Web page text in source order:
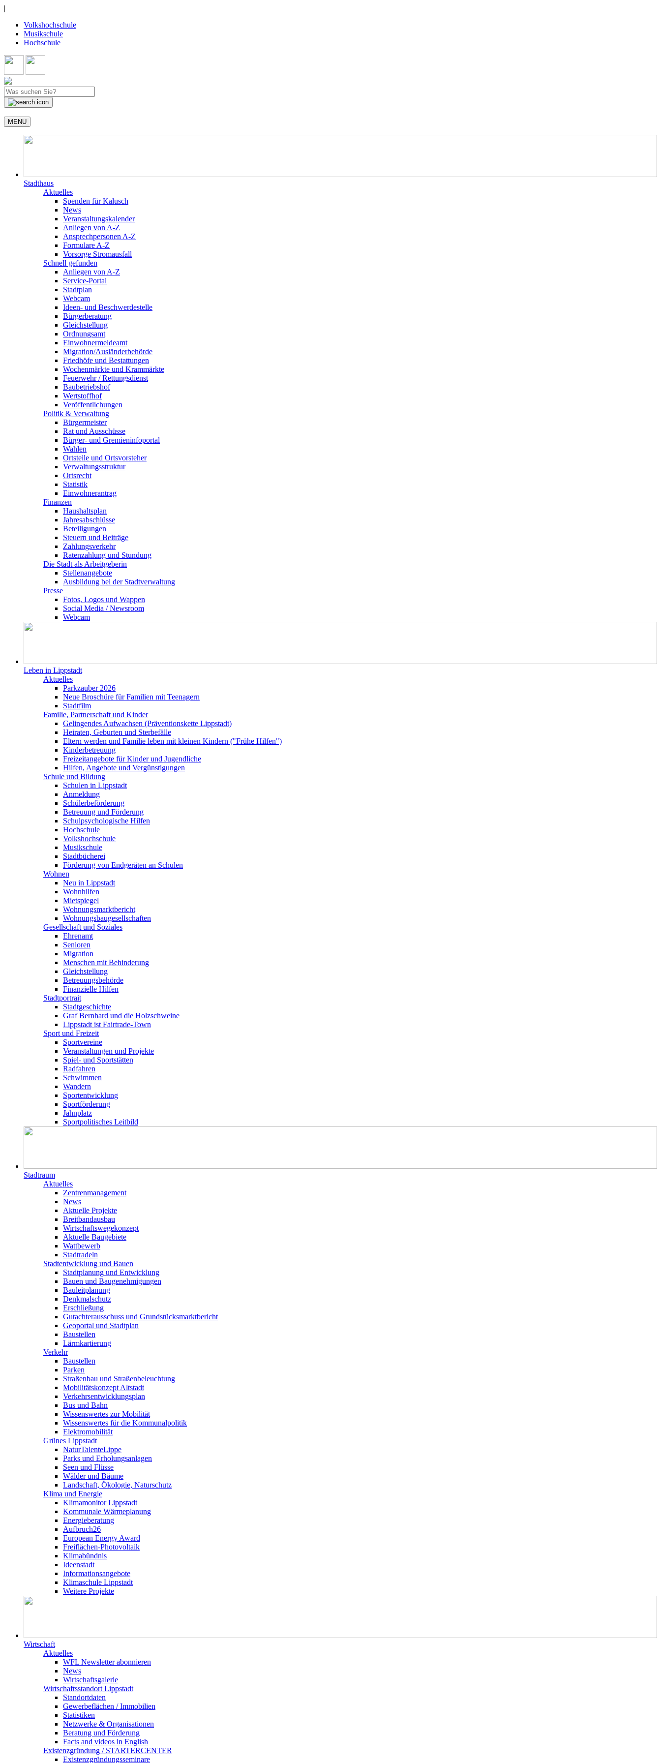
|
Volkshochschule
Musikschule
Hochschule
MENU
Stadthaus
Aktuelles
Spenden für Kalusch
News
Veranstaltungskalender
Anliegen von A-Z
Ansprechpersonen A-Z
Formulare A-Z
Vorsorge Stromausfall
Schnell gefunden
Anliegen von A-Z
Service-Portal
Stadtplan
Webcam
Ideen- und Beschwerdestelle
Bürgerberatung
Gleichstellung
Ordnungsamt
Einwohnermeldeamt
Migration/Ausländerbehörde
Friedhöfe und Bestattungen
Wochenmärkte und Krammärkte
Feuerwehr / Rettungsdienst
Baubetriebshof
Wertstoffhof
Veröffentlichungen
Politik & Verwaltung
Bürgermeister
Rat und Ausschüsse
Bürger- und Gremieninfoportal
Wahlen
Ortsteile und Ortsvorsteher
Verwaltungsstruktur
Ortsrecht
Statistik
Einwohnerantrag
Finanzen
Haushaltsplan
Jahresabschlüsse
Beteiligungen
Steuern und Beiträge
Zahlungsverkehr
Ratenzahlung und Stundung
Die Stadt als Arbeitgeberin
Stellenangebote
Ausbildung bei der Stadtverwaltung
Presse
Fotos, Logos und Wappen
Social Media / Newsroom
Webcam
Leben in Lippstadt
Aktuelles
Parkzauber 2026
Neue Broschüre für Familien mit Teenagern
Stadtfilm
Familie, Partnerschaft und Kinder
Gelingendes Aufwachsen (Präventionskette Lippstadt)
Heiraten, Geburten und Sterbefälle
Eltern werden und Familie leben mit kleinen Kindern ("Frühe Hilfen")
Kinderbetreuung
Freizeitangebote für Kinder und Jugendliche
Hilfen, Angebote und Vergünstigungen
Schule und Bildung
Schulen in Lippstadt
Anmeldung
Schülerbeförderung
Betreuung und Förderung
Schulpsychologische Hilfen
Hochschule
Volkshochschule
Musikschule
Stadtbücherei
Förderung von Endgeräten an Schulen
Wohnen
Neu in Lippstadt
Wohnhilfen
Mietspiegel
Wohnungsmarktbericht
Wohnungsbaugesellschaften
Gesellschaft und Soziales
Ehrenamt
Senioren
Migration
Menschen mit Behinderung
Gleichstellung
Betreuungsbehörde
Finanzielle Hilfen
Stadtportrait
Stadtgeschichte
Graf Bernhard und die Holzschweine
Lippstadt ist Fairtrade-Town
Sport und Freizeit
Sportvereine
Veranstaltungen und Projekte
Spiel- und Sportstätten
Radfahren
Schwimmen
Wandern
Sportentwicklung
Sportförderung
Jahnplatz
Sportpolitisches Leitbild
Stadtraum
Aktuelles
Zentrenmanagement
News
Aktuelle Projekte
Breitbandausbau
Wirtschaftswegekonzept
Aktuelle Baugebiete
Wattbewerb
Stadtradeln
Stadtentwicklung und Bauen
Stadtplanung und Entwicklung
Bauen und Baugenehmigungen
Bauleitplanung
Denkmalschutz
Erschließung
Gutachterausschuss und Grundstücksmarktbericht
Geoportal und Stadtplan
Baustellen
Lärmkartierung
Verkehr
Baustellen
Parken
Straßenbau und Straßenbeleuchtung
Mobilitätskonzept Altstadt
Verkehrsentwicklungsplan
Bus und Bahn
Wissenswertes zur Mobilität
Wissenswertes für die Kommunalpolitik
Elektromobilität
Grünes Lippstadt
NaturTalenteLippe
Parks und Erholungsanlagen
Seen und Flüsse
Wälder und Bäume
Landschaft, Ökologie, Naturschutz
Klima und Energie
Klimamonitor Lippstadt
Kommunale Wärmeplanung
Energieberatung
Aufbruch26
European Energy Award
Freiflächen-Photovoltaik
Klimabündnis
Ideenstadt
Informationsangebote
Klimaschule Lippstadt
Weitere Projekte
Wirtschaft
Aktuelles
WFL Newsletter abonnieren
News
Wirtschaftsgalerie
Wirtschafts­­standort Lippstadt
Standortdaten
Gewerbeflächen / Immobilien
Statistiken
Netzwerke & Organisationen
Beratung und Förderung
Facts and videos in English
Existenz­gründung / STARTERCENTER
Existenzgründungsseminare